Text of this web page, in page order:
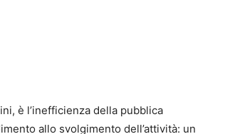
è l’inefficienza della pubblica
allo svolgimento dell’attività: un